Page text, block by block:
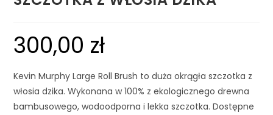
300,00 zł
Kevin Murphy Large Roll Brush to duża okrągła szczotka z
włosia dzika. Wykonana w 100% z ekologicznego drewna
bambusowego, wodoodporna i lekka szczotka. Dostępne